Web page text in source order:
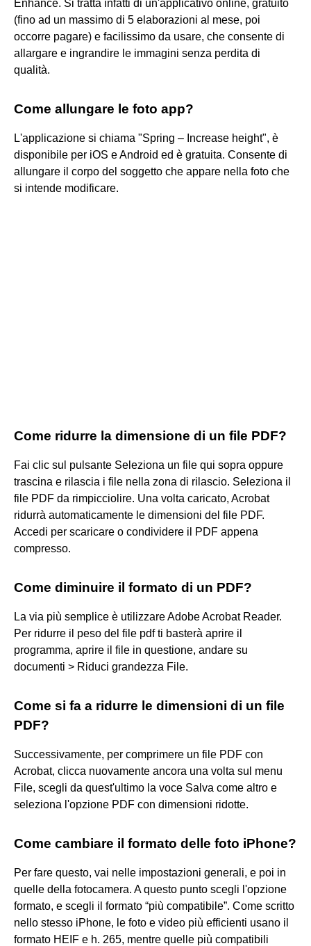
Enhance. Si tratta infatti di un'applicativo online, gratuito
(fino ad un massimo di 5 elaborazioni al mese, poi
occorre pagare) e facilissimo da usare, che consente di
allargare e ingrandire le immagini senza perdita di
qualità.
Come allungare le foto app?
L'applicazione si chiama "Spring – Increase height", è
disponibile per iOS e Android ed è gratuita. Consente di
allungare il corpo del soggetto che appare nella foto che
si intende modificare.
Come ridurre la dimensione di un file PDF?
Fai clic sul pulsante Seleziona un file qui sopra oppure
trascina e rilascia i file nella zona di rilascio. Seleziona il
file PDF da rimpicciolire. Una volta caricato, Acrobat
ridurrà automaticamente le dimensioni del file PDF.
Accedi per scaricare o condividere il PDF appena
compresso.
Come diminuire il formato di un PDF?
La via più semplice è utilizzare Adobe Acrobat Reader.
Per ridurre il peso del file pdf ti basterà aprire il
programma, aprire il file in questione, andare su
documenti > Riduci grandezza File.
Come si fa a ridurre le dimensioni di un file
PDF?
Successivamente, per comprimere un file PDF con
Acrobat, clicca nuovamente ancora una volta sul menu
File, scegli da quest'ultimo la voce Salva come altro e
seleziona l'opzione PDF con dimensioni ridotte.
Come cambiare il formato delle foto iPhone?
Per fare questo, vai nelle impostazioni generali, e poi in
quelle della fotocamera. A questo punto scegli l'opzione
formato, e scegli il formato “più compatibile”. Come scritto
nello stesso iPhone, le foto e video più efficienti usano il
formato HEIF e h. 265, mentre quelle più compatibili